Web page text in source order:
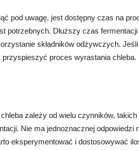
pod uwagę, jest dostępny czas na
potrzebnych. Dłuższy czas
składników odżywczych.
proces wyrastania chleba.
zależy od wielu czynników, takich
Nie ma jednoznacznej odpowiedzi
eksperymentować i dostosowywać